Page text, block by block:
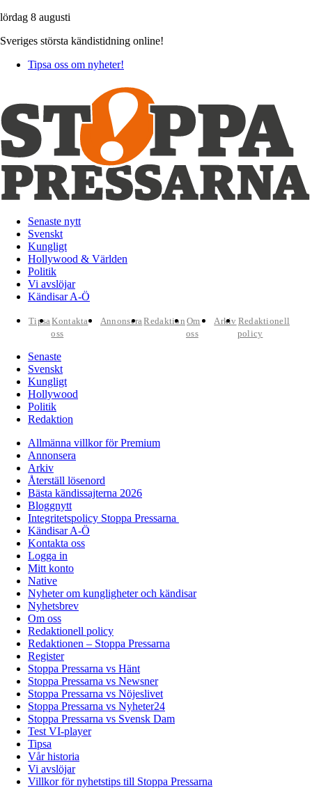
lördag 8 augusti
Sveriges största kändistidning online!
Tipsa oss om nyheter!
Senaste nytt
Svenskt
Kungligt
Hollywood & Världen
Politik
Vi avslöjar
Kändisar A-Ö
TipsaKontakta
oss
AnnonseraRedaktion Om
oss
Arkiv Redaktionell
policy
Senaste
Svenskt
Kungligt
Hollywood
Politik
Redaktion
Allmänna villkor för Premium
Annonsera
Arkiv
Återställ lösenord
Bästa kändissajterna 2026
Bloggnytt
Integritetspolicy Stoppa Pressarna
Kändisar A-Ö
Kontakta oss
Logga in
Mitt konto
Native
Nyheter om kungligheter och kändisar
Nyhetsbrev
Om oss
Redaktionell policy
Redaktionen – Stoppa Pressarna
Register
Stoppa Pressarna vs Hänt
Stoppa Pressarna vs Newsner
Stoppa Pressarna vs Nöjeslivet
Stoppa Pressarna vs Nyheter24
Stoppa Pressarna vs Svensk Dam
Test VI-player
Tipsa
Vår historia
Vi avslöjar
Villkor för nyhetstips till Stoppa Pressarna